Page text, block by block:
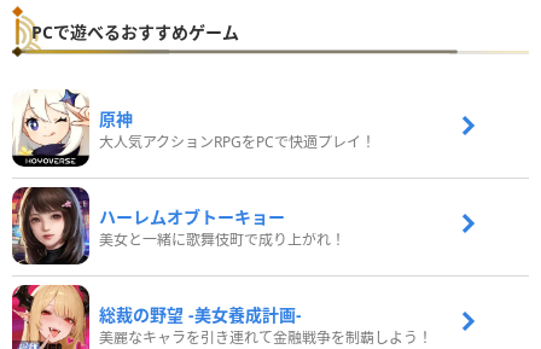
PCで遊べるおすすめゲーム
原神
大人気アクションRPGをPCで快適プレイ！
ハーレムオブトーキョー
美女と一緒に歌舞伎町で成り上がれ！
総裁の野望 -美女養成計画-
美麗なキャラを引き連れて金融戦争を制覇しよう！